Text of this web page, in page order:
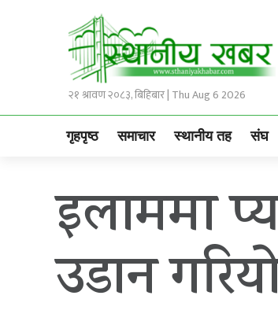
२१ श्रावण २०८३, बिहिबार | Thu Aug 6 2026
गृहपृष्ठ समाचार स्थानीय तह संघ
इलाममा
उडान